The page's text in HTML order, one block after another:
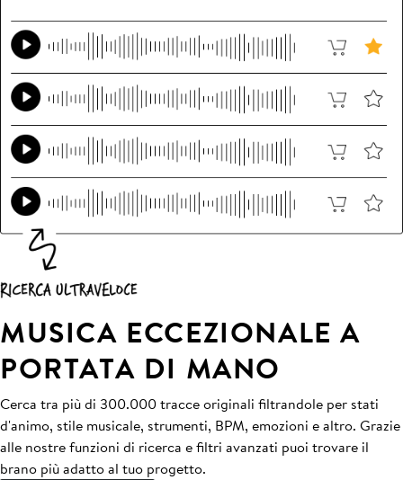
MUSICA ECCEZIONALE A
PORTATA DI MANO
Cerca tra più di 300.000 tracce originali filtrandole per stati
d'animo, stile musicale, strumenti, BPM, emozioni e altro. Grazie
alle nostre funzioni di ricerca e filtri avanzati puoi trovare il
brano più adatto al tuo progetto.